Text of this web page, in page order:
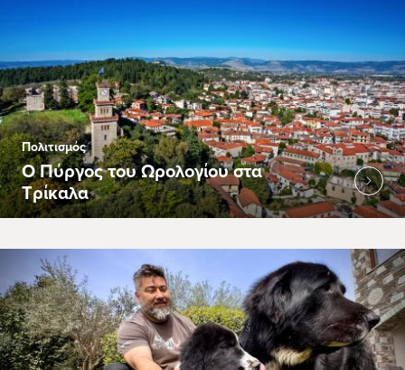
Πολιτισμός
Ο Πύργος του Ωρολογίου στα
Τρίκαλα